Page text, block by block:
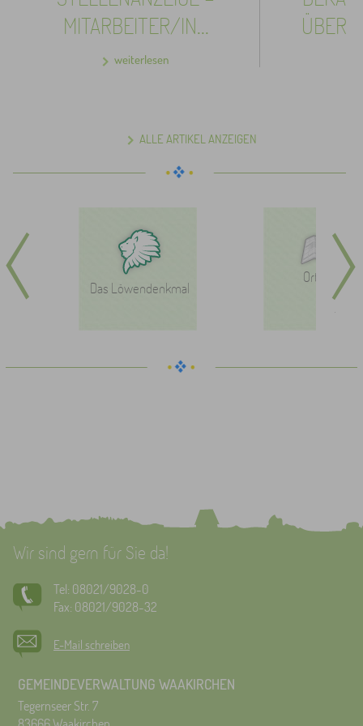
MITARBEITER/IN...
weiterlesen
ÜBER
ALLE ARTIKEL ANZEIGEN
Das Löwendenkmal
Ortsplan
Wir sind gern für Sie da!
Tel: 08021/9028-0
Fax: 08021/9028-32
E-Mail schreiben
GEMEINDEVERWALTUNG WAAKIRCHEN
Tegernseer Str. 7